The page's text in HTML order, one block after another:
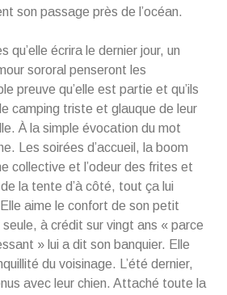
son passage près de l’océan.
qu’elle écrira le dernier jour, un
sororal penseront les
preuve qu’elle est partie et qu’ils
camping triste et glauque de leur
À la simple évocation du mot
Les soirées d’accueil, la boom
collective et l’odeur des frites et
la tente d’à côté, tout ça lui
aime le confort de son petit
à crédit sur vingt ans « parce
» lui a dit son banquier. Elle
du voisinage. L’été dernier,
avec leur chien. Attaché toute la